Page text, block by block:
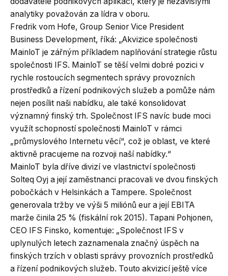
analytiky považován za lídra v oboru.
Fredrik vom Hofe, Group Senior Vice President
Business Development, říká: „Akvizice společnosti
MainloT je zářným příkladem naplňování strategie růstu
společnosti IFS. MainloT se těší velmi dobré pozici v
rychle rostoucích segmentech správy provozních
prostředků a řízení podnikových služeb a pomůže nám
nejen posílit naši nabídku, ale také konsolidovat
významný finský trh. Společnost IFS navíc bude moci
využít schopností společnosti MainloT v rámci
„průmyslového Internetu věcí“, což je oblast, ve které
aktivně pracujeme na rozvoji naší nabídky.“
MainloT byla dříve divizí ve vlastnictví společnosti
Solteq Oyj a její zaměstnanci pracovali ve dvou finských
pobočkách v Helsinkách a Tampere. Společnost
generovala tržby ve výši 5 miliónů eur a její EBITA
marže činila 25 % (fiskální rok 2015). Tapani Pohjonen,
CEO IFS Finsko, komentuje: „Společnost IFS v
uplynulých letech zaznamenala značný úspěch na
finských trzích v oblasti správy provozních prostředků
a řízení podnikových služeb. Touto akvizicí ještě více